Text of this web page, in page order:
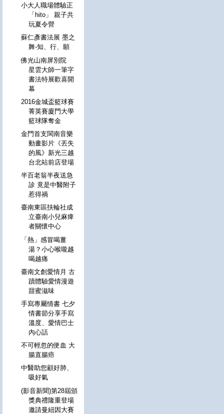
小大人職場體驗正
「hito」 親子共
玩夏令營
蘇仁彥書法展 墨之
舞-知、行、願
佛光山南屏別院
星雲大師一筆字
書法特展歡喜開
幕
2016金城盃籃球賽
菁英賽廈門大學
籃球隊奪金
金門首支閩南音樂
動畫影片《丟失
的風》新光三越
台北站前店登場
半百老翁半夜送急
診 竟是中醫附子
惹得禍
臺南東區扶輪社成
立臺南小兒麻痺
者關懷中心
「熱」感冒喝薑
湯？小心喉嚨越
喝越痛
臺南文創愛情月 古
蹟體驗愛情漫遊
甜蜜滋味
手寫專屬情書 七夕
情書節分享手寫
溫度、愛情巴士
內心話
不可輕忽的便血 大
腸直腸癌
中醫助您顧好肺、
吸好氣
(影音新聞)第28屆頒
獎典禮隆重登場
邀請曼紐因大賽